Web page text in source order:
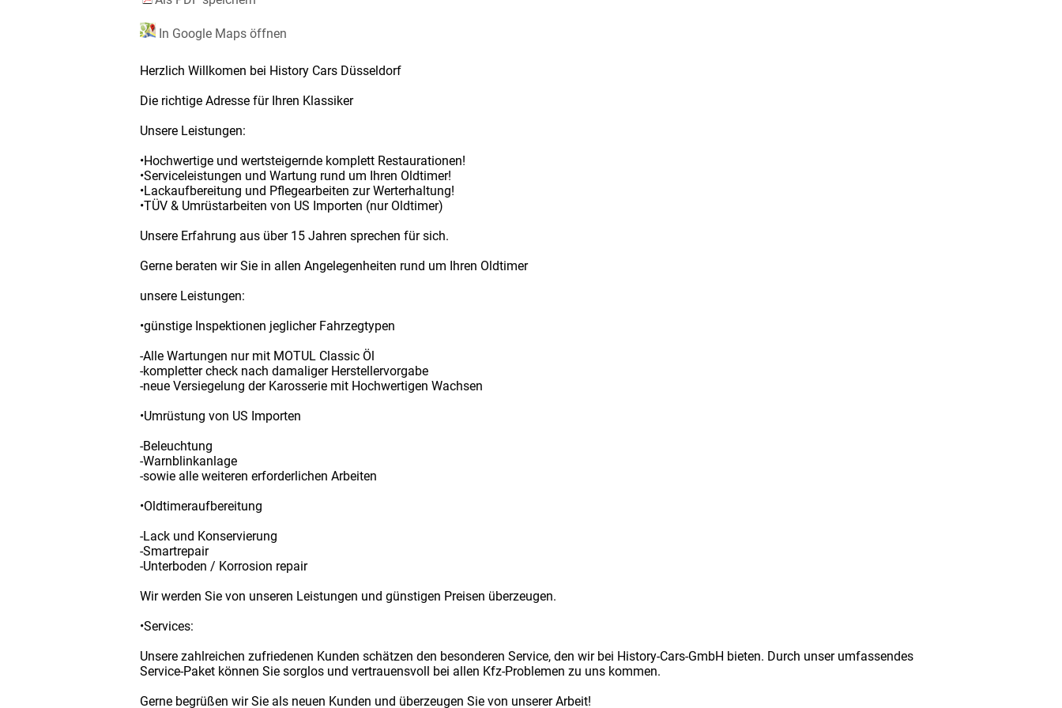
In Google Maps öffnen
Herzlich Willkomen bei History Cars Düsseldorf
Die richtige Adresse für Ihren Klassiker
Unsere Leistungen:
•Hochwertige und wertsteigernde komplett Restaurationen!
•Serviceleistungen und Wartung rund um Ihren Oldtimer!
•Lackaufbereitung und Pflegearbeiten zur Werterhaltung!
•TÜV & Umrüstarbeiten von US Importen (nur Oldtimer)
Unsere Erfahrung aus über 15 Jahren sprechen für sich.
Gerne beraten wir Sie in allen Angelegenheiten rund um Ihren Oldtimer
unsere Leistungen:
•günstige Inspektionen jeglicher Fahrzegtypen
-Alle Wartungen nur mit MOTUL Classic Öl
-kompletter check nach damaliger Herstellervorgabe
-neue Versiegelung der Karosserie mit Hochwertigen Wachsen
•Umrüstung von US Importen
-Beleuchtung
-Warnblinkanlage
-sowie alle weiteren erforderlichen Arbeiten
•Oldtimeraufbereitung
-Lack und Konservierung
-Smartrepair
-Unterboden / Korrosion repair
Wir werden Sie von unseren Leistungen und günstigen Preisen überzeugen.
•Services:
Unsere zahlreichen zufriedenen Kunden schätzen den besonderen Service, den wir bei History-Cars-GmbH bieten. Durch unser umfassendes
Service-Paket können Sie sorglos und vertrauensvoll bei allen Kfz-Problemen zu uns kommen.
Gerne begrüßen wir Sie als neuen Kunden und überzeugen Sie von unserer Arbeit!